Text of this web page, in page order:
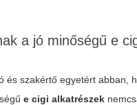
a jó minőségű e
és szakértő egyetért
e cigi alkatrészek